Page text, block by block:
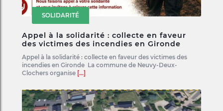
SOLIDARITÉ
Appel à la solidarité : collecte en faveur
des victimes des incendies en Gironde
Appel à la solidarité : collecte en faveur des victimes des
incendies en Gironde La commune de Neuvy-Deux-
Clochers organise [...]